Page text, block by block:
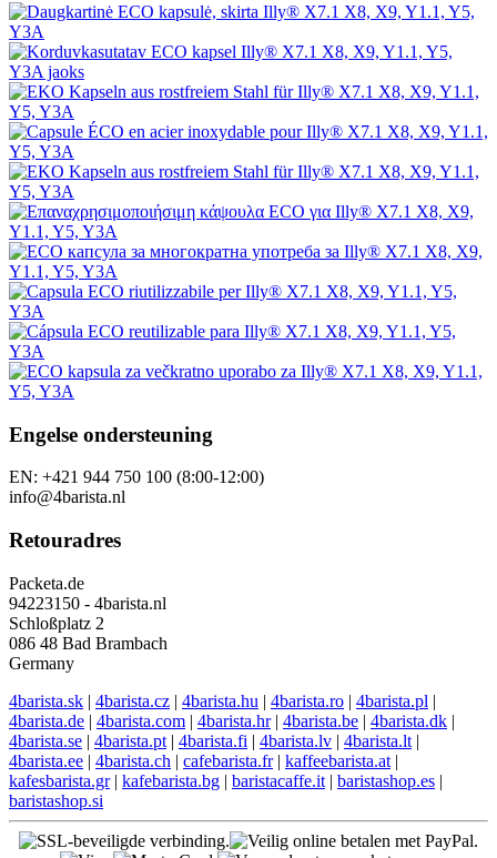
Engelse ondersteuning
EN: +421 944 750 100 (8:00-12:00)
info@4barista.nl
Retouradres
Packeta.de
94223150 - 4barista.nl
Schloßplatz 2
086 48 Bad Brambach
Germany
4barista.sk | 4barista.cz | 4barista.hu | 4barista.ro | 4barista.pl |
4barista.de | 4barista.com | 4barista.hr| 4barista.be | 4barista.dk |
4barista.se | 4barista.pt | 4barista.fi | 4barista.lv | 4barista.lt |
4barista.ee | 4barista.ch | cafebarista.fr| kaffeebarista.at |
kafesbarista.gr| kafebarista.bg | baristacaffe.it | baristashop.es |
baristashop.si